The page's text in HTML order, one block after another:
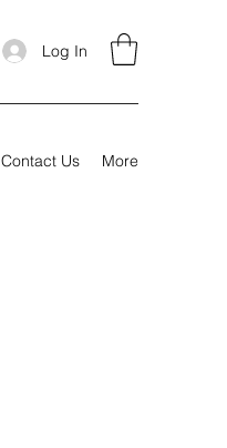
Log In
Contact Us More